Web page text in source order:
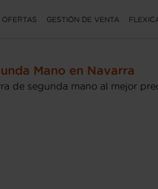
OFERTAS GESTIÓN DE VENTA
Mano en Navarra
de segunda mano al mejor